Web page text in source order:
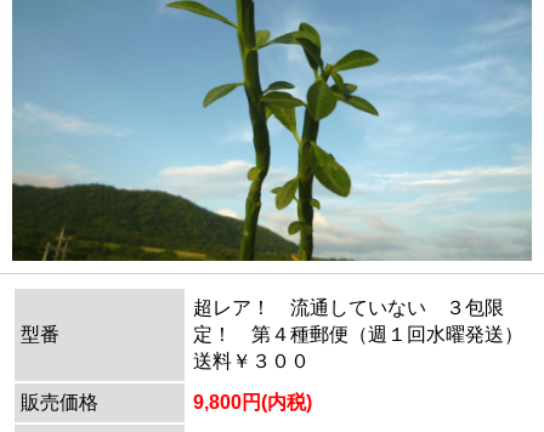
型番
超レア！ 流通していない ３包限
定！ 第４種郵便（週１回水曜発送）
送料￥３００
販売価格
9,800円(内税)